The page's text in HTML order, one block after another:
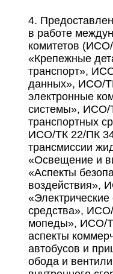
в работе
комитетов
«Крепежные
транспорт»,
данных», ИСО/
электронные
системы», ИСО/
транспортных
ИСО/TК 22/ПК
трансмиссии
«Освещение и
«Аспекты
воздействия»,
средства»,
мопеды», ИСО/
аспекты
автобусов и
обода и